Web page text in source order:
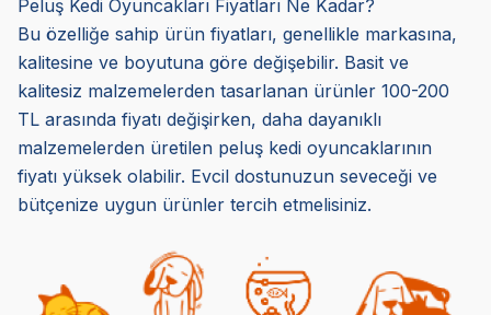
Peluş Kedi Oyuncakları Fiyatları Ne Kadar?
Bu özelliğe sahip ürün fiyatları, genellikle markasına,
kalitesine ve boyutuna göre değişebilir. Basit ve
kalitesiz malzemelerden tasarlanan ürünler 100-200
TL arasında fiyatı değişirken, daha dayanıklı
malzemelerden üretilen peluş kedi oyuncaklarının
fiyatı yüksek olabilir. Evcil dostunuzun seveceği ve
bütçenize uygun ürünler tercih etmelisiniz.